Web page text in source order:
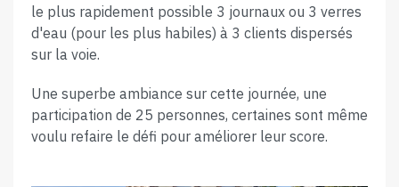
le plus rapidement possible 3 journaux ou 3 verres
d'eau (pour les plus habiles) à 3 clients dispersés
sur la voie.
Une superbe ambiance sur cette journée, une
participation de 25 personnes, certaines sont même
voulu refaire le défi pour améliorer leur score.